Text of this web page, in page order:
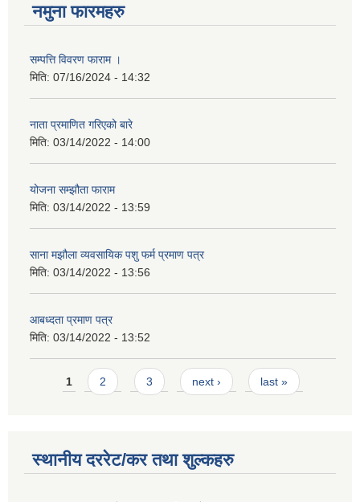
नमुना फारमहरु
सम्पत्ति विवरण फाराम ।
मिति: 07/16/2024 - 14:32
नाता प्रमाणित गरिएको बारे
मिति: 03/14/2022 - 14:00
योजना सम्झौता फाराम
मिति: 03/14/2022 - 13:59
साना मझौला व्यवसायिक पशु फर्म प्रमाण पत्र
मिति: 03/14/2022 - 13:56
आबध्दता प्रमाण पत्र
मिति: 03/14/2022 - 13:52
Pages
1 2 3 next › last »
स्थानीय दररेट/कर तथा शुल्कहरु